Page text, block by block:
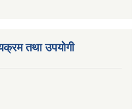
तथा उपयोगी